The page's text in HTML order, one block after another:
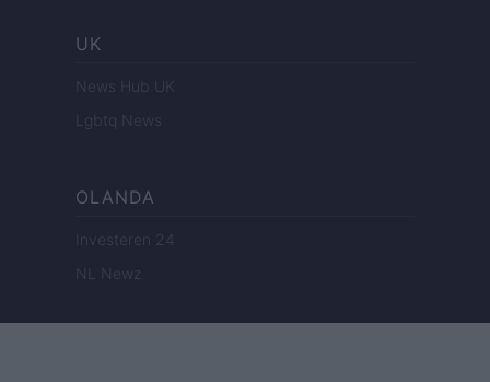
UK
News Hub UK
Lgbtq News
OLANDA
Investeren 24
NL Newz